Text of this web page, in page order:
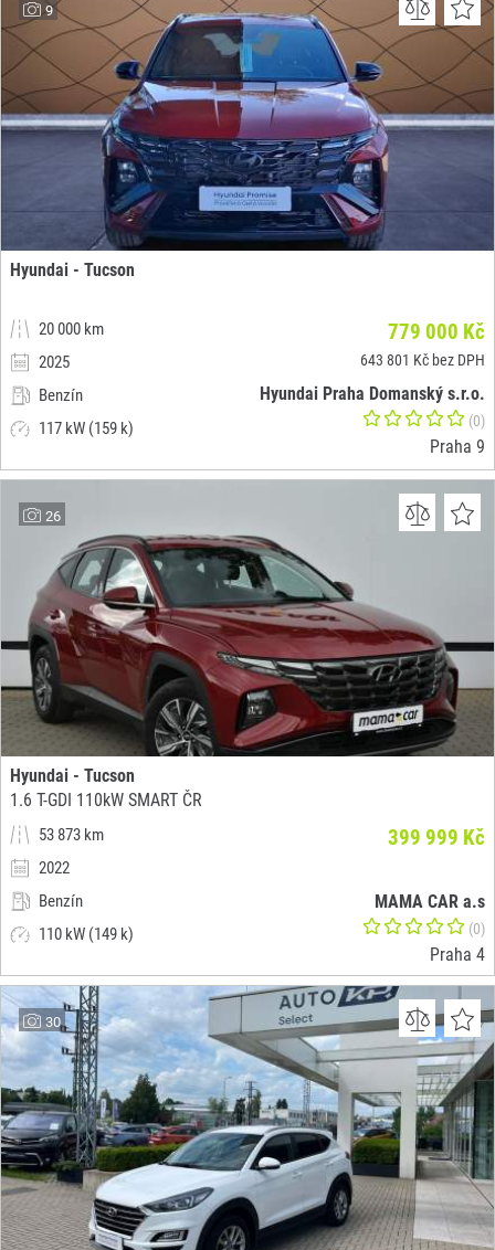
9
Hyundai - Tucson
20 000 km
2025
Benzín
117 kW (159 k)
779 000 Kč
643 801 Kč bez DPH
Hyundai Praha Domanský s.r.o.
(0)
Praha 9
26
Hyundai - Tucson
1.6 T-GDI 110kW SMART ČR
53 873 km
2022
Benzín
110 kW (149 k)
399 999 Kč
MAMA CAR a.s
(0)
Praha 4
30